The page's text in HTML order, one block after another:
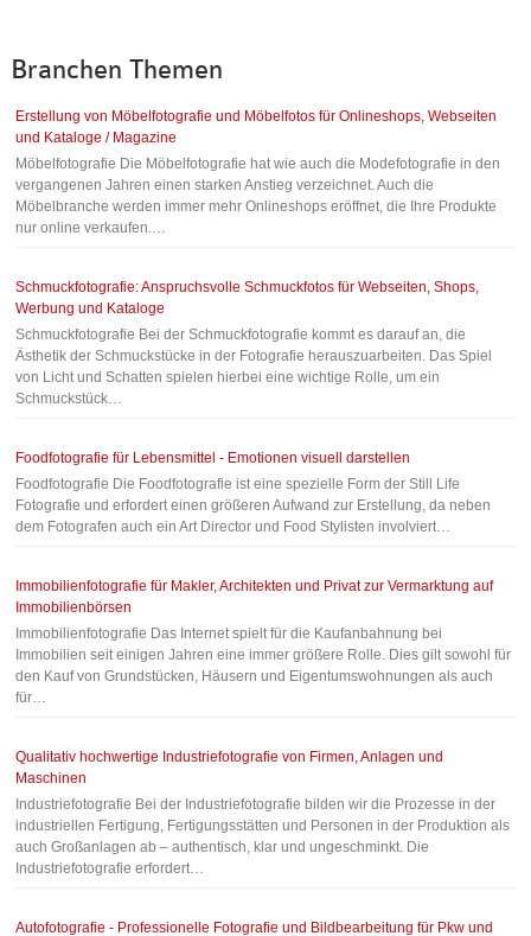
Branchen Themen
Erstellung von Möbelfotografie und Möbelfotos für Onlineshops, Webseiten
und Kataloge / Magazine
Möbelfotografie Die Möbelfotografie hat wie auch die Modefotografie in den
vergangenen Jahren einen starken Anstieg verzeichnet. Auch die
Möbelbranche werden immer mehr Onlineshops eröffnet, die Ihre Produkte
nur online verkaufen.…
Schmuckfotografie: Anspruchsvolle Schmuckfotos für Webseiten, Shops,
Werbung und Kataloge
Schmuckfotografie Bei der Schmuckfotografie kommt es darauf an, die
Ästhetik der Schmuckstücke in der Fotografie herauszuarbeiten. Das Spiel
von Licht und Schatten spielen hierbei eine wichtige Rolle, um ein
Schmuckstück…
Foodfotografie für Lebensmittel - Emotionen visuell darstellen
Foodfotografie Die Foodfotografie ist eine spezielle Form der Still Life
Fotografie und erfordert einen größeren Aufwand zur Erstellung, da neben
dem Fotografen auch ein Art Director und Food Stylisten involviert…
Immobilienfotografie für Makler, Architekten und Privat zur Vermarktung auf
Immobilienbörsen
Immobilienfotografie Das Internet spielt für die Kaufanbahnung bei
Immobilien seit einigen Jahren eine immer größere Rolle. Dies gilt sowohl für
den Kauf von Grundstücken, Häusern und Eigentumswohnungen als auch
für…
Qualitativ hochwertige Industriefotografie von Firmen, Anlagen und
Maschinen
Industriefotografie Bei der Industriefotografie bilden wir die Prozesse in der
industriellen Fertigung, Fertigungsstätten und Personen in der Produktion als
auch Großanlagen ab – authentisch, klar und ungeschminkt. Die
Industriefotografie erfordert…
Autofotografie - Professionelle Fotografie und Bildbearbeitung für Pkw und